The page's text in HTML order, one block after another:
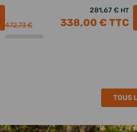
472,73 €
281,67 € HT
338,00 € TTC
TOUS